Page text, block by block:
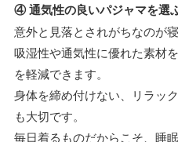
④ 通気性の良いパジャマを選
意外と見落とされがちなのが寝
吸湿性や通気性に優れた素材
を軽減できます。
身体を締め付けない、リラッ
も大切です。
毎日着るものだからこそ、睡